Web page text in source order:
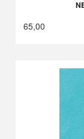
65,00